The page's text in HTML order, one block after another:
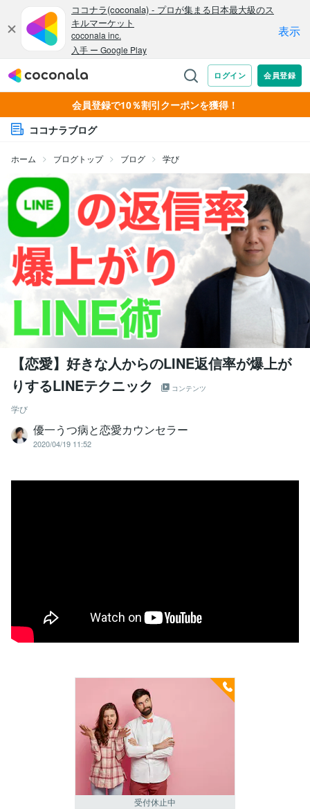
会員登録で10％割引クーポンを獲得！
ココナラブログ
ホーム ブログトップ ブログ 学び
【恋愛】好きな人からのLINE返信率が爆上が
りするLINEテクニック
コンテンツ
学び
優一うつ病と恋愛カウンセラー
2020/04/19 11:52
受付休止中